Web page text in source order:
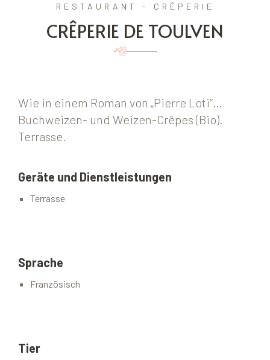
RESTAURANT - CRÊPERIE
CRÊPERIE DE TOULVEN
Wie in einem Roman von „Pierre Loti“…
Buchweizen- und Weizen-Crêpes (Bio).
Terrasse.
Geräte und Dienstleistungen
Terrasse
Sprache
Französisch
Tier